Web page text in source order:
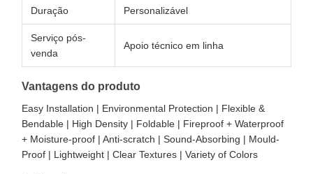
Duração Personalizável
Serviço pós-
venda
Apoio técnico em linha
Vantagens do produto
Easy Installation | Environmental Protection | Flexible &
Bendable | High Density | Foldable | Fireproof + Waterproof
+ Moisture-proof | Anti-scratch | Sound-Absorbing | Mould-
Proof | Lightweight | Clear Textures | Variety of Colors